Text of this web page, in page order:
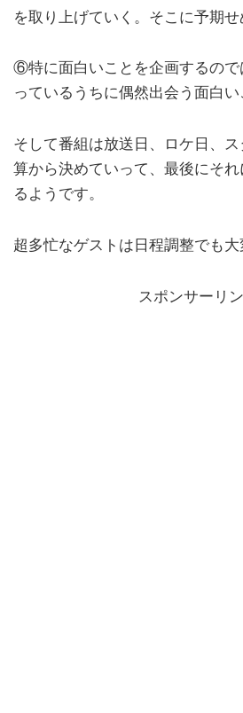
を取り上げていく。そこに予期せ
⑥特に面白いことを企画するので
っているうちに偶然出会う面白い
そして番組は放送日、ロケ日、
算から決めていって、最後にそ
るようです。
超多忙なゲストは日程調整でも大
スポンサーリ